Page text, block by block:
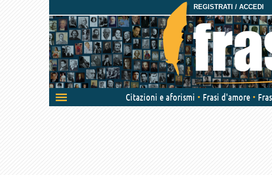
REGISTRATI / ACCEDI
Attiva/disattiva
navigazione
Citazioni e aforismi Frasi d'amore